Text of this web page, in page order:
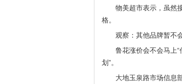
物美超市表示，虽然
格。
观察：其他品牌暂不
鲁花涨价会不会马上
划”。
大地玉泉路市场信息